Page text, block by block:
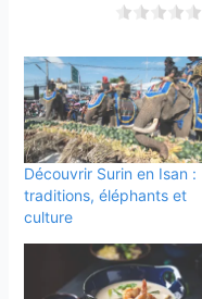
Découvrir Surin en Isan :
traditions, éléphants et
culture